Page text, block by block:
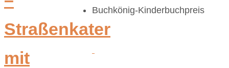
Straßenkater
mit
Buchkönig-Kinderbuchpreis